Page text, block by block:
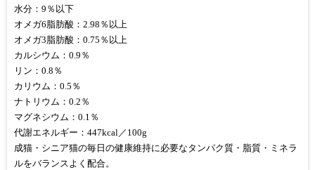
水分：9％以下
オメガ6脂肪酸：2.98％以上
オメガ3脂肪酸：0.75％以上
カルシウム：0.9％
リン：0.8％
カリウム：0.5％
ナトリウム：0.2％
マグネシウム：0.1％
代謝エネルギー：447kcal／100g
成猫・シニア猫の毎日の健康維持に必要なタンパク質・脂質・ミネラ
ルをバランスよく配合。